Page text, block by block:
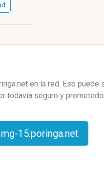
en la red. Eso
todavía seguro y
15.poringa.net